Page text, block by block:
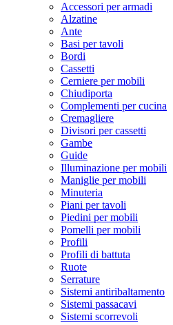
Accessori per armadi
Alzatine
Ante
Basi per tavoli
Bordi
Cassetti
Cerniere per mobili
Chiudiporta
Complementi per cucina
Cremagliere
Divisori per cassetti
Gambe
Guide
Illuminazione per mobili
Maniglie per mobili
Minuteria
Piani per tavoli
Piedini per mobili
Pomelli per mobili
Profili
Profili di battuta
Ruote
Serrature
Sistemi antiribaltamento
Sistemi passacavi
Sistemi scorrevoli